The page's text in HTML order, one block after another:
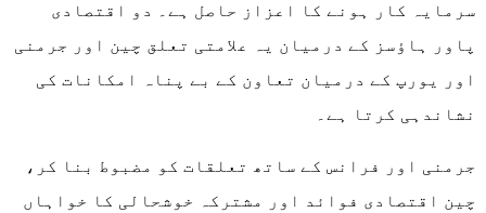
سرمایہ کار ہونے کا اعزاز حاصل ہے۔ دو اقتصادی
پاور ہاؤسز کے درمیان یہ علامتی تعلق چین اور جرمنی
اور یورپ کے درمیان تعاون کے بے پناہ امکانات کی
نشاندہی کرتا ہے۔
جرمنی اور فرانس کے ساتھ تعلقات کو مضبوط بنا کر،
چین اقتصادی فوائد اور مشترکہ خوشحالی کا خواہاں